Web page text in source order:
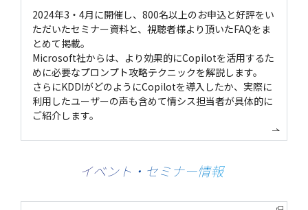
2024年3・4月に開催し、800名以上のお申込と好評をい
ただいたセミナー資料と、視聴者様より頂いたFAQをま
とめて掲載。
Microsoft社からは、より効果的にCopilotを活用するた
めに必要なプロンプト攻略テクニックを解説します。
さらにKDDIがどのようにCopilotを導入したか、実際に
利用したユーザーの声も含めて情シス担当者が具体的に
ご紹介します。
イベント・セミナー情報